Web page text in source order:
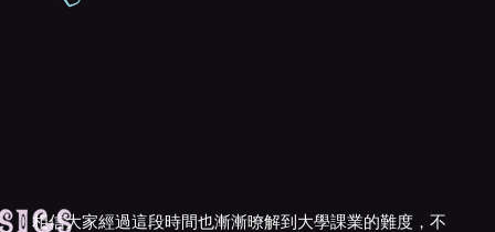
相信大家經過這段時間也漸漸暸解到大學課業的難度，不